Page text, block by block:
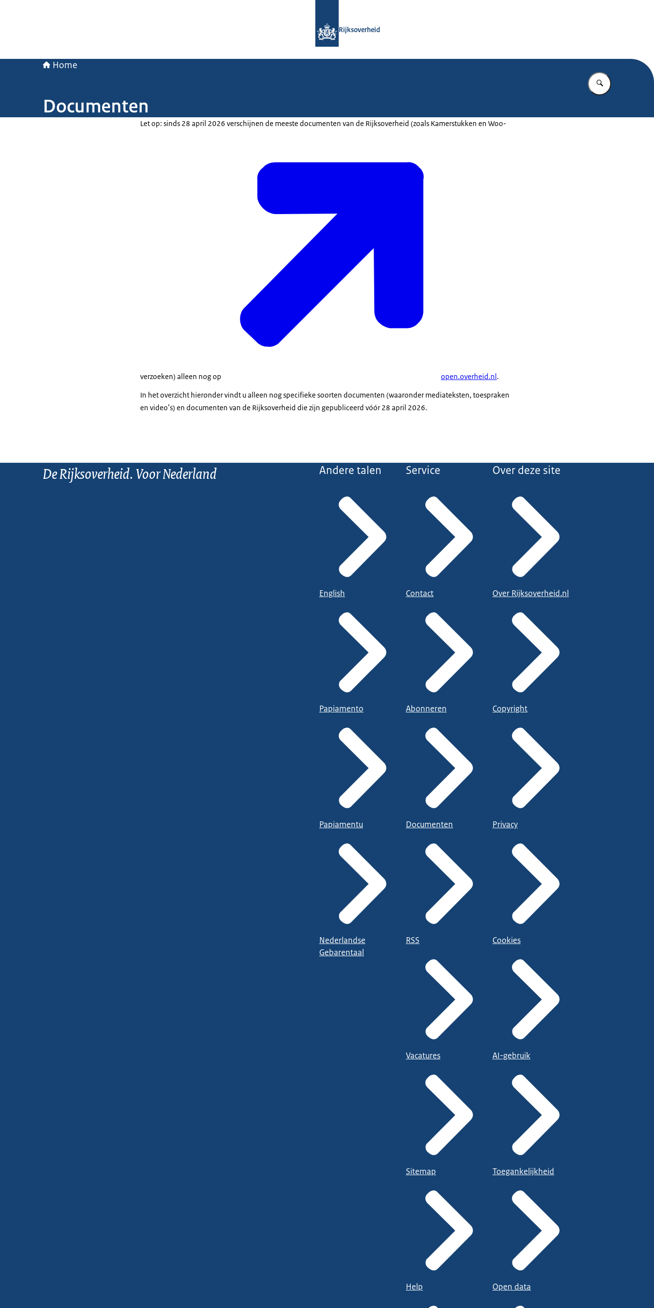
Rijksoverheid
Home
Vul in wat u
Documenten
Let op: sinds 28 april 2026 verschijnen de meeste documenten van de Rijksoverheid (zoals Kamerstukken en Woo-
verzoeken) alleen nog op open.overheid.nl.
In het overzicht hieronder vindt u alleen nog specifieke soorten documenten (waaronder mediateksten, toespraken
en video’s) en documenten van de Rijksoverheid die zijn gepubliceerd vóór 28 april 2026.
De Rijksoverheid. Voor Nederland Andere talen
English
Papiamento
Papiamentu
Nederlandse
Gebarentaal
Service
Contact
Abonneren
Documenten
RSS
Vacatures
Sitemap
Help
Over deze site
Over Rijksoverheid.nl
Copyright
Privacy
Cookies
AI-gebruik
Toegankelijkheid
Open data